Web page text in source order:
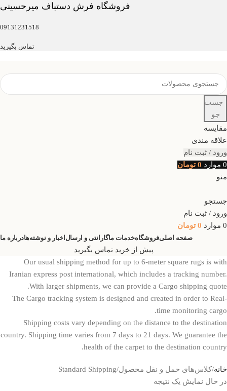
فروشگاه فرش دستباف میرحسینی
09131231518
تماس بگیرید
جست
جو
مقایسه
علاقه مندی
ورود / ثبت نام
0 موارد 0 تومان
منو
جستجو
ورود / ثبت نام
0 موارد 0 تومان
صفحه اصلیفروشگاهخدمات ماگارانتی و ارسال اخبار و نوشته‌هادرباره ما
پیش از خرید تماس بگیرید
Our usual shipping method for up to 6-meter square rugs is with
Iranian express post international, which includes a tracking number.
With larger shipments, we can provide a Cargo shipping quote.
The Cargo tracking system is designed and created in order to Real-
time monitoring cargo.
Shipping costs vary depending on the distance to the destination
country. Shipping time varies from 7 days to 21 days. We guarantee the
health of the carpet to the destination country.
خانه کلاس‌های حمل و نقل محصول Standard Shipping
در حال نمایش یک نتیجه